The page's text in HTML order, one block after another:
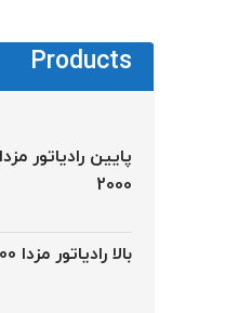
Products
پایین رادیاتور مزدا
2000
بالا رادیاتور مزدا 2000